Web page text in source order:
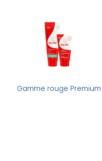
Gamme rouge Premium